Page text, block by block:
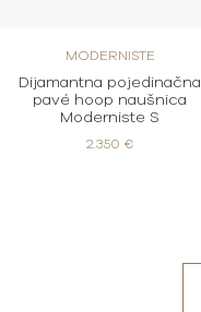
MODERNISTE
Dijamantna pojedinačna
pavé hoop naušnica
Moderniste S
2.350 €